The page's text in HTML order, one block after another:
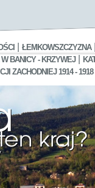
ŁEMKOWSZCZYZNA
BANICY - KRZYWEJ|
ZACHODNIEJ 1914 - 1918